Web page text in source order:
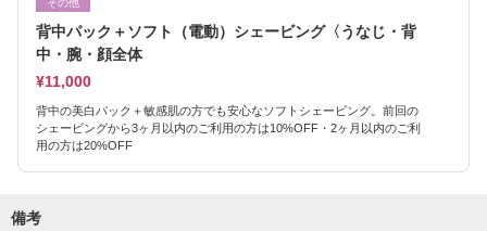
その他
背中パック＋ソフト（電動）シェービング〈うなじ・背
中・腕・顔全体
¥11,000
背中の美白パック＋敏感肌の方でも安心なソフトシェービング。前回の
シェービングから3ヶ月以内のご利用の方は10%OFF・2ヶ月以内のご利
用の方は20%OFF
備考